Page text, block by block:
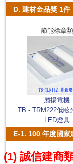
D. 建材金品獎 1件
節能標章類
麗揚電機
TB - TRM222低眩
LED燈具
E-1. 100 年度國家
(1) 誠信建商